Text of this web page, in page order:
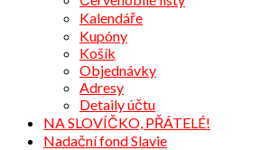
Kalendáře
Kupóny
Košík
Objednávky
Adresy
Detaily účtu
NA SLOVÍČKO, PŘÁTELÉ!
Nadační fond Slavie